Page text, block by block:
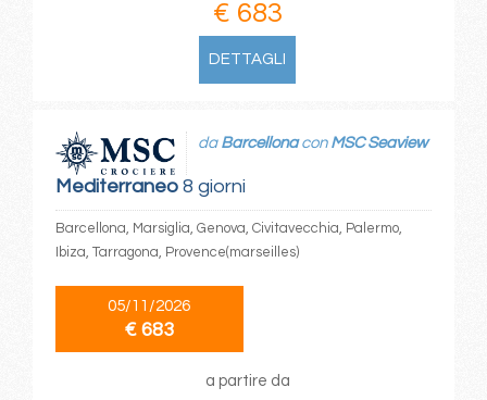
€ 683
DETTAGLI
Mediterraneo8 giorni
da Barcellonacon MSC Seaview
Barcellona, Marsiglia, Genova, Civitavecchia, Palermo,
Ibiza, Tarragona, Provence(marseilles)
05/11/2026
€ 683
a partire da